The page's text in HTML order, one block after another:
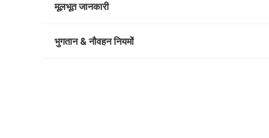
मूलभूत जानकारी
भुगतान & नौवहन नियमों